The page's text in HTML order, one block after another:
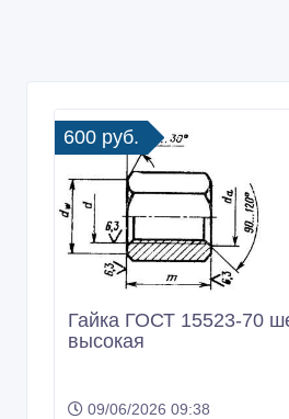
600 руб.
Гайка ГОСТ 15523-70
высокая
09/06/2026 09:38